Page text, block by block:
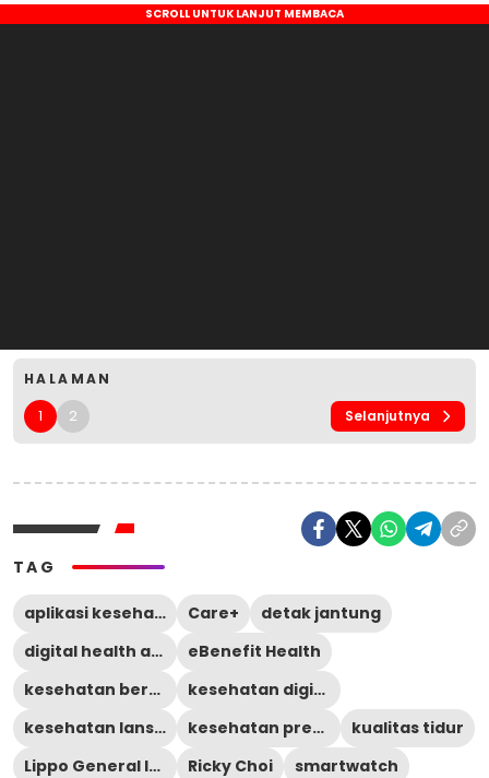
HALAMAN
1 2 Selanjutnya
TAG
aplikasi kesehatan Care+
detak jantung
digital health anxiety
eBenefit Health
kesehatan berbasis AI
kesehatan digital
kesehatan lansia
kesehatan preventif
kualitas tidur
Lippo General Insurance
Ricky Choi
smartwatch